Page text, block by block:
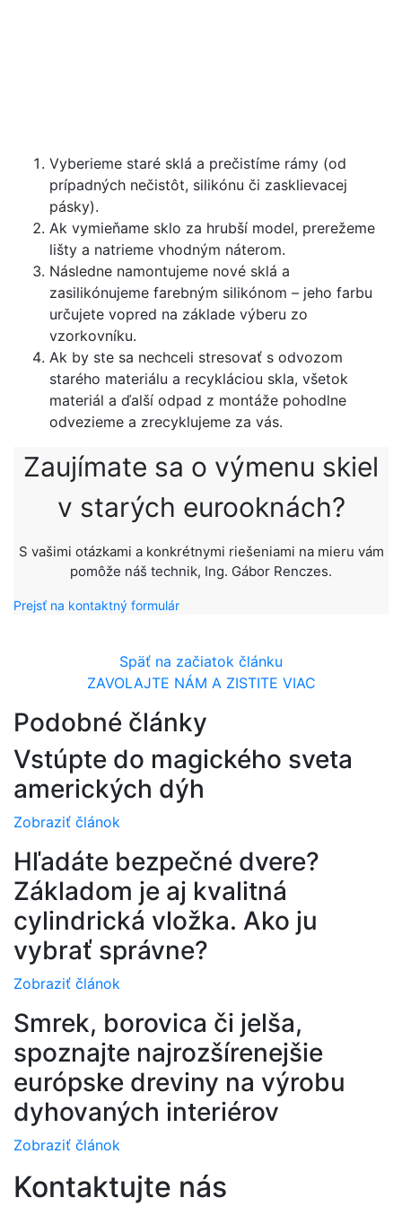
Vyberieme staré sklá a prečistíme rámy (od
prípadných nečistôt, silikónu či zasklievacej
pásky).
Ak vymieňame sklo za hrubší model, prerežeme
lišty a natrieme vhodným náterom.
Následne namontujeme nové sklá a
zasilikónujeme farebným silikónom – jeho farbu
určujete vopred na základe výberu zo
vzorkovníku.
Ak by ste sa nechceli stresovať s odvozom
starého materiálu a recykláciou skla, všetok
materiál a ďalší odpad z montáže pohodlne
odvezieme a zrecyklujeme za vás.
Zaujímate sa o výmenu skiel
v starých eurooknách?
S vašimi otázkami a konkrétnymi riešeniami na mieru vám
pomôže náš technik, Ing. Gábor Renczes.
Prejsť na kontaktný formulár
Späť na začiatok článku
ZAVOLAJTE NÁM A ZISTITE VIAC
Podobné články
Vstúpte do magického sveta
amerických dýh
Zobraziť článok
Hľadáte bezpečné dvere?
Základom je aj kvalitná
cylindrická vložka. Ako ju
vybrať správne?
Zobraziť článok
Smrek, borovica či jelša,
spoznajte najrozšírenejšie
európske dreviny na výrobu
dyhovaných interiérov
Zobraziť článok
Kontaktujte nás